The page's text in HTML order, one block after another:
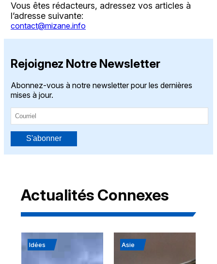
Vous êtes rédacteurs, adressez vos articles à
l’adresse suivante:
contact@mizane.info
Rejoignez Notre Newsletter
Abonnez-vous à notre newsletter pour les dernières
mises à jour.
S'abonner
Actualités Connexes
Idées Asie